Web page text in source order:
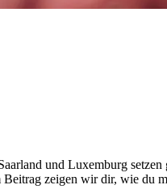
und Luxemburg setzen
Beitrag zeigen wir dir, wie